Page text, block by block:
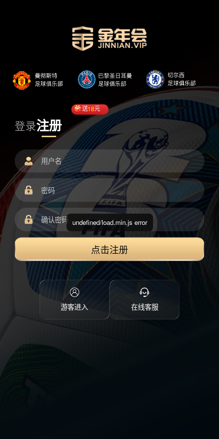
登录注册
送18元
点击注册
游客进入 在线客服
undefined/load.min.js error